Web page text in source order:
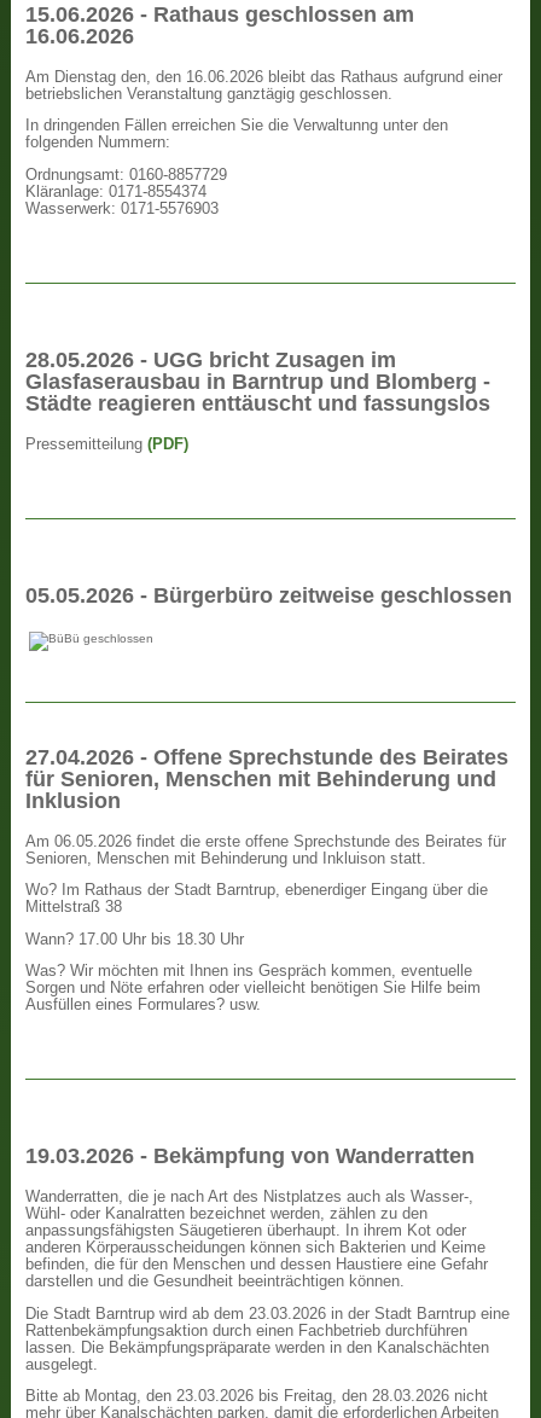
15.06.2026 - Rathaus geschlossen am
16.06.2026
Am Dienstag den, den 16.06.2026 bleibt das Rathaus aufgrund einer
betriebslichen Veranstaltung ganztägig geschlossen.
In dringenden Fällen erreichen Sie die Verwaltunng unter den
folgenden Nummern:
Ordnungsamt: 0160-8857729
Kläranlage: 0171-8554374
Wasserwerk: 0171-5576903
28.05.2026 - UGG bricht Zusagen im
Glasfaserausbau in Barntrup und Blomberg -
Städte reagieren enttäuscht und fassungslos
Pressemitteilung(PDF)
05.05.2026 - Bürgerbüro zeitweise geschlossen
27.04.2026 - Offene Sprechstunde des Beirates
für Senioren, Menschen mit Behinderung und
Inklusion
Am 06.05.2026 findet die erste offene Sprechstunde des Beirates für
Senioren, Menschen mit Behinderung und Inkluison statt.
Wo? Im Rathaus der Stadt Barntrup, ebenerdiger Eingang über die
Mittelstraß 38
Wann? 17.00 Uhr bis 18.30 Uhr
Was? Wir möchten mit Ihnen ins Gespräch kommen, eventuelle
Sorgen und Nöte erfahren oder vielleicht benötigen Sie Hilfe beim
Ausfüllen eines Formulares? usw.
19.03.2026 - Bekämpfung von Wanderratten
Wanderratten, die je nach Art des Nistplatzes auch als Wasser-,
Wühl- oder Kanalratten bezeichnet werden, zählen zu den
anpassungsfähigsten Säugetieren überhaupt. In ihrem Kot oder
anderen Körperausscheidungen können sich Bakterien und Keime
befinden, die für den Menschen und dessen Haustiere eine Gefahr
darstellen und die Gesundheit beeinträchtigen können.
Die Stadt Barntrup wird ab dem 23.03.2026 in der Stadt Barntrup eine
Rattenbekämpfungsaktion durch einen Fachbetrieb durchführen
lassen. Die Bekämpfungspräparate werden in den Kanalschächten
ausgelegt.
Bitte ab Montag, den 23.03.2026 bis Freitag, den 28.03.2026 nicht
mehr über Kanalschächten parken, damit die erforderlichen Arbeiten